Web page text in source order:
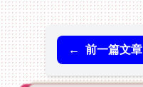
← 前一篇文章